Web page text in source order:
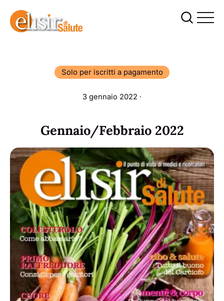
Solo per iscritti a pagamento
3 gennaio 2022 ∙
Gennaio/Febbraio 2022